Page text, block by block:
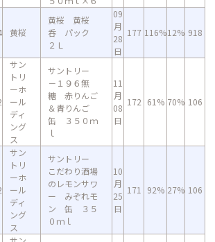
黄桜
黄桜 黄桜
呑 パック
２Ｌ
09
月
28
日
177 116%12% 918
サン
トリ
ーホ
ール
ディ
ング
ス
サントリー
－１９６無
糖 赤りんご
＆青りんご
缶 ３５０ｍ
ｌ
11
月
08
日
172 61% 70% 106
サン
トリ
ーホ
ール
ディ
ング
ス
サントリー
こだわり酒場
のレモンサワ
ー みぞれモ
ン 缶 ３５
０ｍｌ
10
月
25
日
171 92% 27% 106